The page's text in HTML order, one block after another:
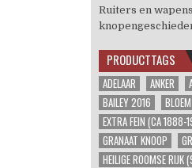
Ruiters en
PRODUCTTAGS
ADELAAR ANKER
BAILEY 2016
BLOEM
EXTRA FEIN (CA 1888-
GRANAAT KNOOP
HEILIGE ROOMSE